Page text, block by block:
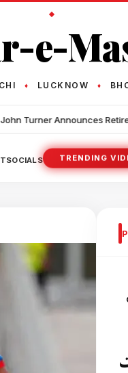
e-
♦ LUCKNOW ♦
• New
SOCIALS TRENDING